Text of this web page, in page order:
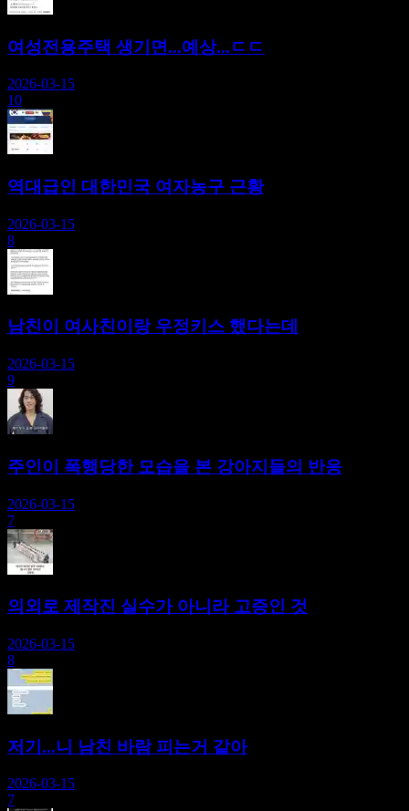
여성전용주택 생기면...예상...ㄷㄷ
2026-03-15
10
역대급인 대한민국 여자농구 근황
2026-03-15
8
남친이 여사친이랑 우정키스 했다는데
2026-03-15
9
주인이 폭행당한 모습을 본 강아지들의 반응
2026-03-15
7
의외로 제작진 실수가 아니라 고증인 것
2026-03-15
8
저기...니 남친 바람 피는거 같아
2026-03-15
7